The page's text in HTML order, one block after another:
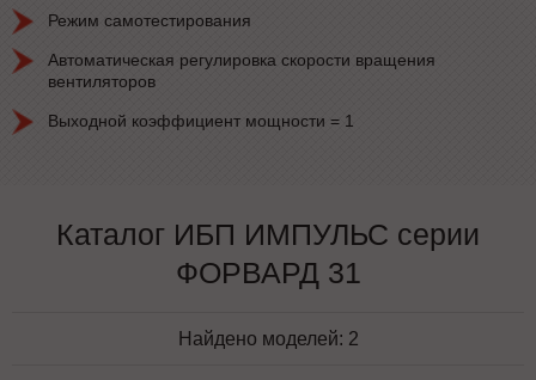
Режим самотестирования
Автоматическая регулировка скорости вращения
вентиляторов
Выходной коэффициент мощности = 1
Каталог ИБП ИМПУЛЬС серии
ФОРВАРД 31
Найдено моделей: 2